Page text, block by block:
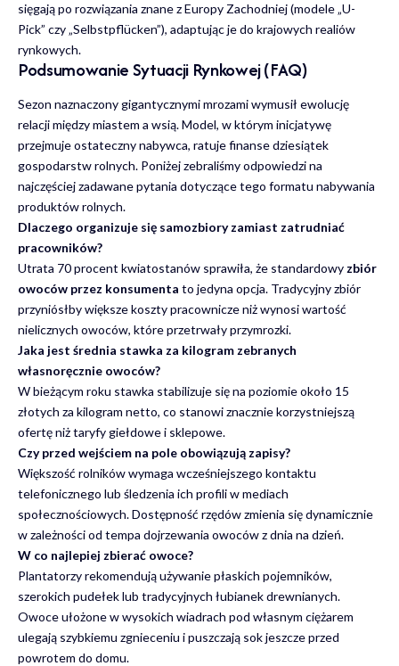
sięgają po rozwiązania znane z Europy Zachodniej (modele „U-
Pick” czy „Selbstpflücken”), adaptując je do krajowych realiów
rynkowych.
Podsumowanie Sytuacji Rynkowej (FAQ)
Sezon naznaczony gigantycznymi mrozami wymusił ewolucję
relacji między miastem a wsią. Model, w którym inicjatywę
przejmuje ostateczny nabywca, ratuje finanse dziesiątek
gospodarstw rolnych. Poniżej zebraliśmy odpowiedzi na
najczęściej zadawane pytania dotyczące tego formatu nabywania
produktów rolnych.
Dlaczego organizuje się samozbiory zamiast zatrudniać
pracowników?
Utrata 70 procent kwiatostanów sprawiła, że standardowy zbiór
owoców przez konsumenta to jedyna opcja. Tradycyjny zbiór
przyniósłby większe koszty pracownicze niż wynosi wartość
nielicznych owoców, które przetrwały przymrozki.
Jaka jest średnia stawka za kilogram zebranych
własnoręcznie owoców?
W bieżącym roku stawka stabilizuje się na poziomie około 15
złotych za kilogram netto, co stanowi znacznie korzystniejszą
ofertę niż taryfy giełdowe i sklepowe.
Czy przed wejściem na pole obowiązują zapisy?
Większość rolników wymaga wcześniejszego kontaktu
telefonicznego lub śledzenia ich profili w mediach
społecznościowych. Dostępność rzędów zmienia się dynamicznie
w zależności od tempa dojrzewania owoców z dnia na dzień.
W co najlepiej zbierać owoce?
Plantatorzy rekomendują używanie płaskich pojemników,
szerokich pudełek lub tradycyjnych łubianek drewnianych.
Owoce ułożone w wysokich wiadrach pod własnym ciężarem
ulegają szybkiemu zgnieceniu i puszczają sok jeszcze przed
powrotem do domu.